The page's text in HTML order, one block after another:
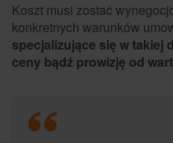
Koszt musi zostać
konkretnych warunków
specjalizujące się w takiej
ceny bądź prowizję od